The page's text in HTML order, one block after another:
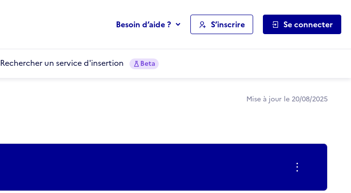
Besoin d’aide ? S’inscrire Se connecter
Rechercher un service d'insertion Beta
Mise à jour le 20/08/2025